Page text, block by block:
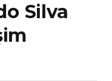
Silva